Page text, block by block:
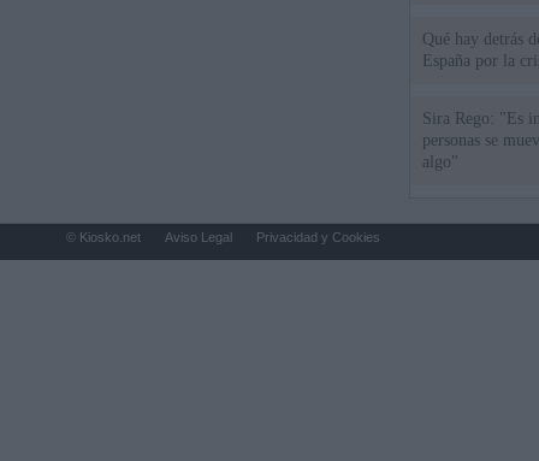
Qué hay detrás
España por la
Sira Rego: "Es
personas se
algo"
© Kiosko.net Aviso Legal Privacidad y Cookies